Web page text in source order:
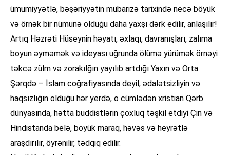
ümumiyyətlə, bəşəriyyətin mübarizə tarixində necə böyük
və örnək bir nümunə olduğu daha yaxşı dərk edilir, anlaşılır!
Artıq Həzrəti Hüseynin həyatı, əxlaqı, davranışları, zalıma
boyun əyməmək və ideyası uğrunda ölümə yürümək örnəyi
təkcə zülm və zorakılğın yayılıb artdığı Yaxın və Orta
Şərqdə – İslam coğrafiyasında deyil, ədalətsizliyin və
haqsızlığın olduğu hər yerdə, o cümlədən xristian Qərb
dünyasında, hətta buddistlərin çoxluq təşkil etdiyi Çin və
Hindistanda belə, böyük maraq, həvəs və heyrətlə
araşdırılır, öyrənilir, tədqiq edilir.